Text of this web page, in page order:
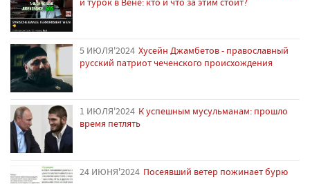
5 ИЮЛЯ'2024 Хусейн Джамбетов - православный
русский патриот чеченского происхождения
1 ИЮЛЯ'2024 К успешным мусульманам: прошло
время петлять
24 ИЮНЯ'2024 Посеявший ветер пожинает бурю